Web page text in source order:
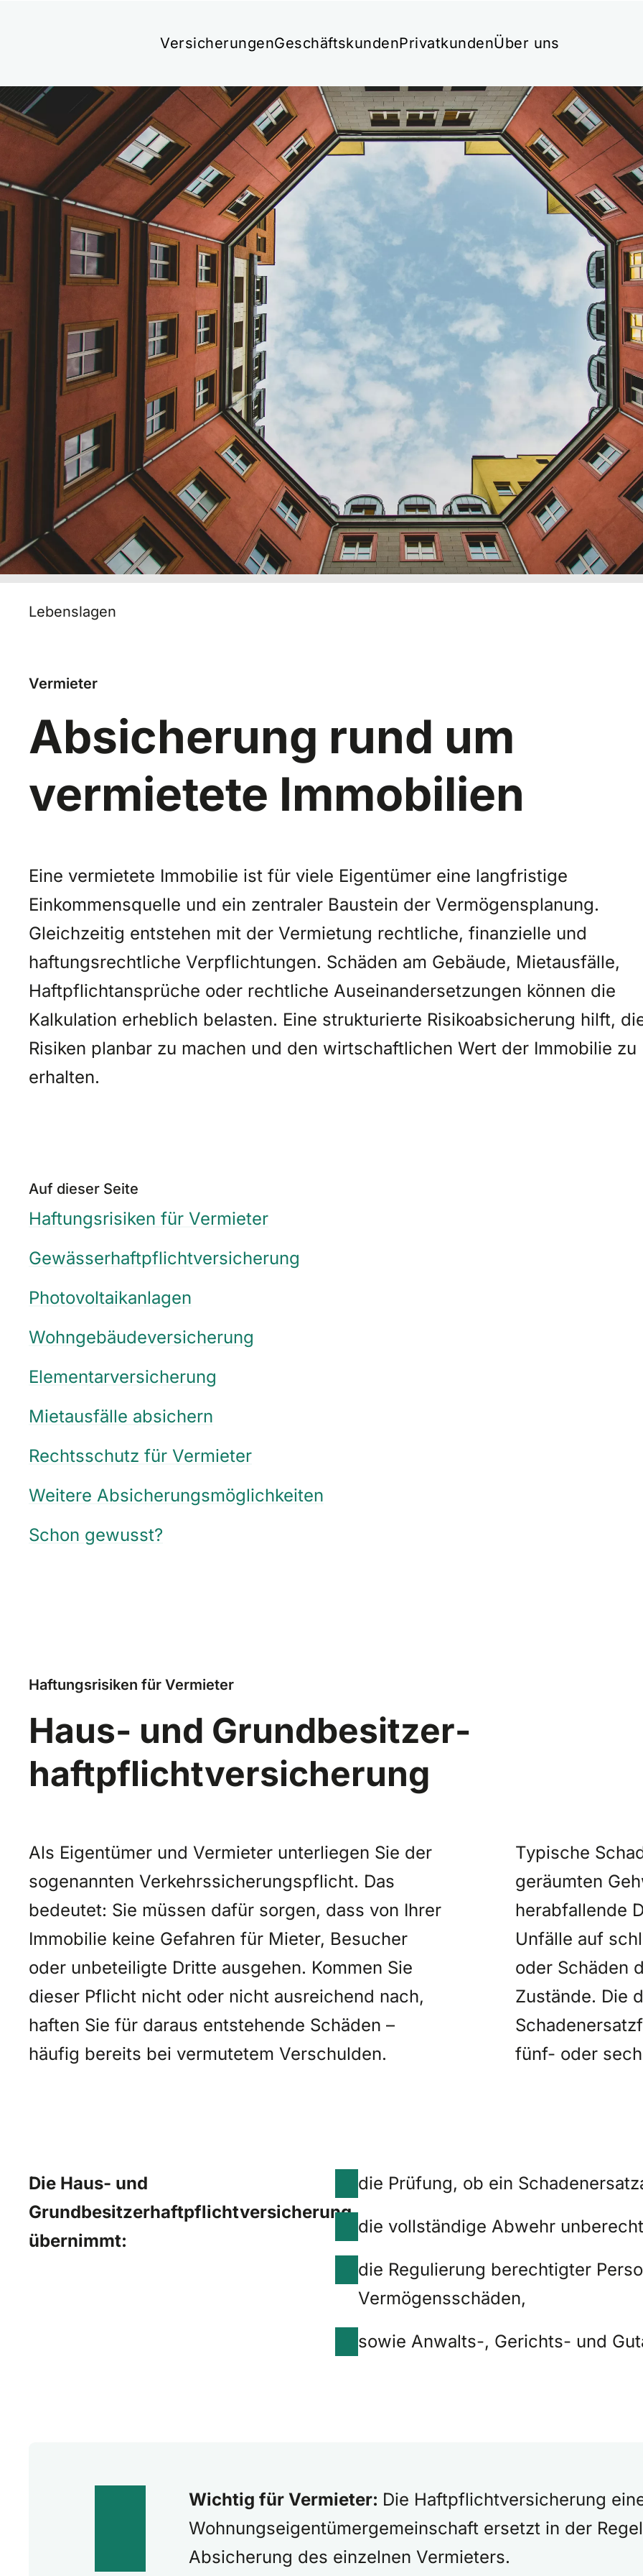
VersicherungenGeschäftskundenPrivatkundenÜber uns
Lebenslagen
Vermieter
Absicherung rund um
vermietete Immobilien
Eine vermietete Immobilie ist für viele Eigentümer eine langfristige
Einkommensquelle und ein zentraler Baustein der Vermögensplanung.
Gleichzeitig entstehen mit der Vermietung rechtliche, finanzielle und
haftungsrechtliche Verpflichtungen. Schäden am Gebäude, Mietausfälle,
Haftpflichtansprüche oder rechtliche Auseinandersetzungen können die
Kalkulation erheblich belasten. Eine strukturierte Risikoabsicherung hilft,
Risiken planbar zu machen und den wirtschaftlichen Wert der Immobilie zu
erhalten.
Auf dieser Seite
Haftungsrisiken für Vermieter
Gewässerhaftpflicht­versicherung
Photovoltaikanlagen
Wohngebäudeversicherung
Elementarversicherung
Mietausfälle absichern
Rechtsschutz für Vermieter
Weitere Absicherungsmöglichkeiten
Schon gewusst?
Haftungsrisiken für Vermieter
Haus- und Grundbesitzer­
haftpflichtversicherung
Als Eigentümer und Vermieter unterliegen Sie der
sogenannten Verkehrssicherungspflicht. Das
bedeutet: Sie müssen dafür sorgen, dass von Ihrer
Immobilie keine Gefahren für Mieter, Besucher
oder unbeteiligte Dritte ausgehen. Kommen Sie
dieser Pflicht nicht oder nicht ausreichend nach,
haften Sie für daraus entstehende Schäden –
häufig bereits bei vermutetem Verschulden.
Typische
geräumten
herabfallende
Unfälle auf
oder Schäden
Zustände. Die
fünf- oder
Die Haus- und
Grundbesitzerhaftpflichtversicherung
übernimmt:
die Prüfung, ob ein
die vollständige Abwehr
die Regulierung berechtigter
Vermögensschäden,
sowie Anwalts-, Gerichts- und
Wichtig für Vermieter: Die Haftpflichtversicherung
Wohnungseigentümergemeinschaft ersetzt in der
Absicherung des einzelnen Vermieters.